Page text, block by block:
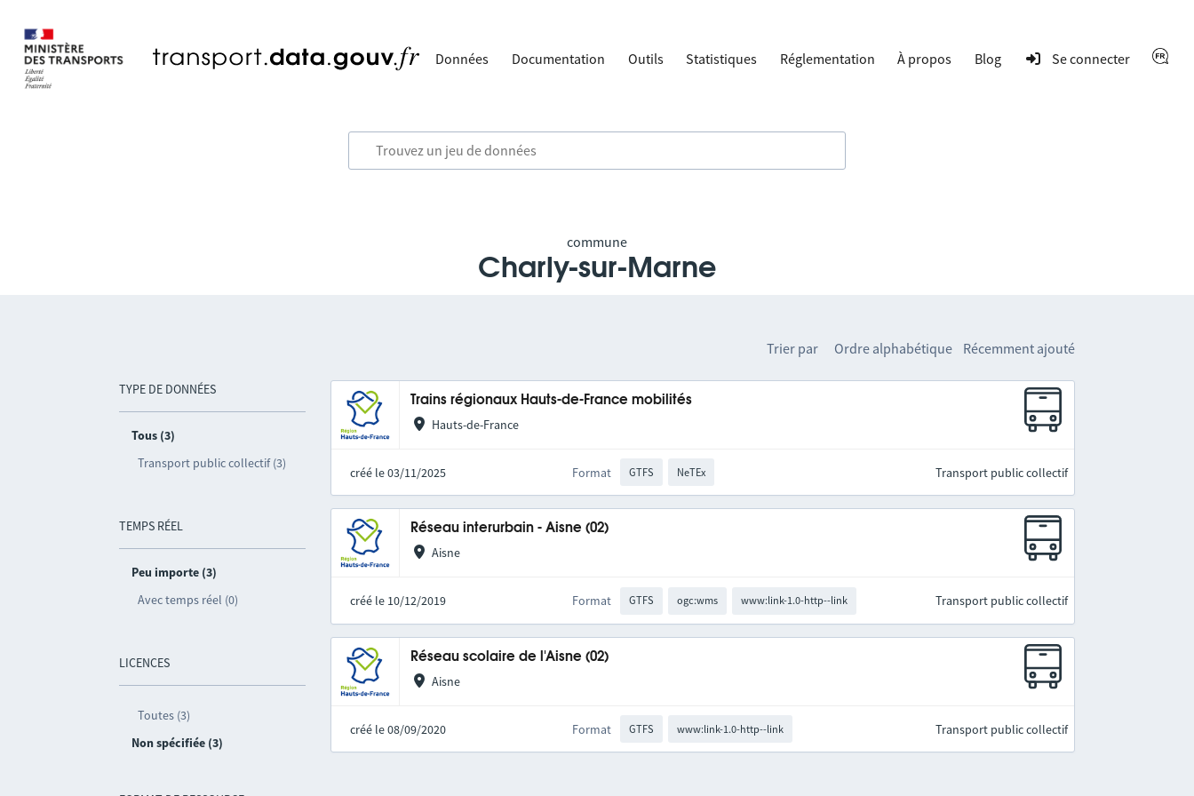
Données Documentation Outils Statistiques Réglementation À propos Blog Se connecter
commune
Charly-sur-Marne
TYPE DE DONNÉES
Tous (3)
Transport public collectif (3)
TEMPS RÉEL
Peu importe (3)
Avec temps réel (0)
LICENCES
Toutes (3)
Non spécifiée (3)
Trier par Ordre alphabétique Récemment ajouté
Trains régionaux Hauts-de-France mobilités
Hauts-de-France
créé le 03/11/2025 Format GTFS NeTEx Transport public collectif
Réseau interurbain - Aisne (02)
Aisne
créé le 10/12/2019 Format GTFS ogc:wms www:link-1.0-http--link Transport public collectif
Réseau scolaire de l'Aisne (02)
Aisne
créé le 08/09/2020 Format GTFS www:link-1.0-http--link Transport public collectif